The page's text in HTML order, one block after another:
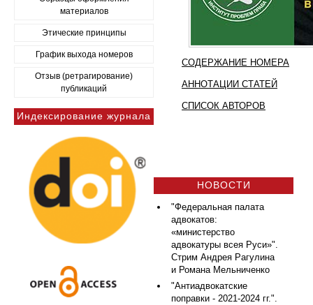
материалов
Этические принципы
График выхода номеров
Отзыв (ретрагирование)
публикаций
Индексирование журнала
СОДЕРЖАНИЕ НОМЕРА
АННОТАЦИИ СТАТЕЙ
СПИСОК АВТОРОВ
НОВОСТИ
"Федеральная палата
адвокатов:
«министерство
адвокатуры всея Руси»".
Стрим Андрея Рагулина
и Романа Мельниченко
"Антиадвокатские
поправки - 2021-2024 гг.".